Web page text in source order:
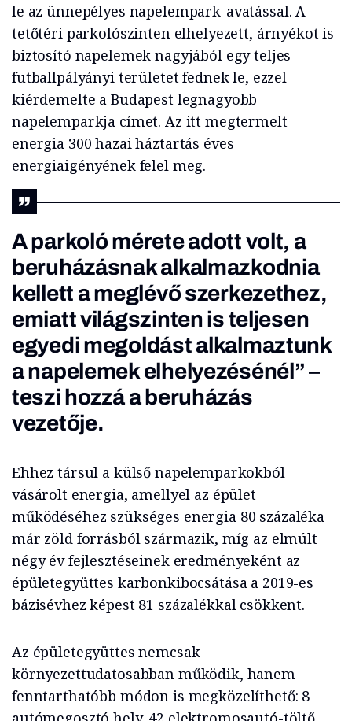
le az ünnepélyes napelempark-avatással. A
tetőtéri parkolószinten elhelyezett, árnyékot is
biztosító napelemek nagyjából egy teljes
futballpályányi területet fednek le, ezzel
kiérdemelte a Budapest legnagyobb
napelemparkja címet. Az itt megtermelt
energia 300 hazai háztartás éves
energiaigényének felel meg.
A parkoló mérete adott volt, a
beruházásnak alkalmazkodnia
kellett a meglévő szerkezethez,
emiatt világszinten is teljesen
egyedi megoldást alkalmaztunk
a napelemek elhelyezésénél” –
teszi hozzá a beruházás
vezetője.
Ehhez társul a külső napelemparkokból
vásárolt energia, amellyel az épület
működéséhez szükséges energia 80 százaléka
már zöld forrásból származik, míg az elmúlt
négy év fejlesztéseinek eredményeként az
épületegyüttes karbonkibocsátása a 2019-es
bázisévhez képest 81 százalékkal csökkent.
Az épületegyüttes nemcsak
környezettudatosabban működik, hanem
fenntarthatóbb módon is megközelíthető: 8